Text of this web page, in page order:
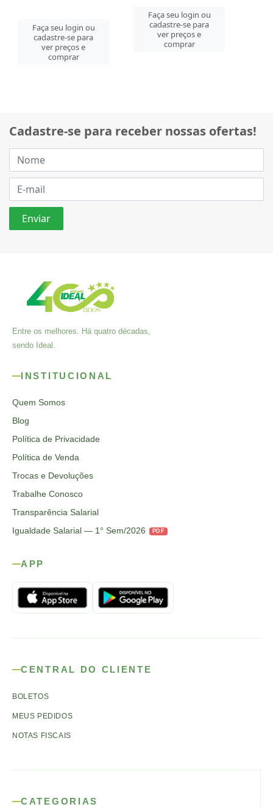
Faça seu login ou
cadastre-se para
ver preços e
comprar
Faça seu login ou
cadastre-se para
ver preços e
comprar
Cadastre-se para receber nossas ofertas!
Entre os melhores. Há quatro décadas,
sendo Ideal.
INSTITUCIONAL
Quem Somos
Blog
Política de Privacidade
Política de Venda
Trocas e Devoluções
Trabalhe Conosco
Transparência Salarial
Igualdade Salarial — 1° Sem/2026
PDF
APP
CENTRAL DO CLIENTE
BOLETOS
MEUS PEDIDOS
NOTAS FISCAIS
CATEGORIAS